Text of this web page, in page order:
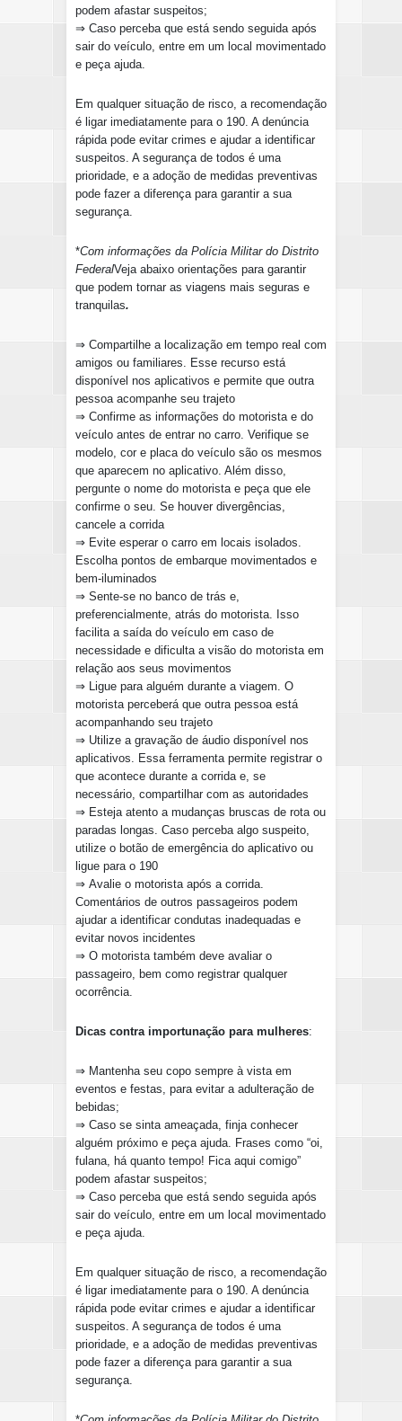
podem afastar suspeitos;
⇒ Caso perceba que está sendo seguida após
sair do veículo, entre em um local movimentado
e peça ajuda.
Em qualquer situação de risco, a recomendação
é ligar imediatamente para o 190. A denúncia
rápida pode evitar crimes e ajudar a identificar
suspeitos. A segurança de todos é uma
prioridade, e a adoção de medidas preventivas
pode fazer a diferença para garantir a sua
segurança.
*Com informações da Polícia Militar do Distrito
FederalVeja abaixo orientações para garantir
que podem tornar as viagens mais seguras e
tranquilas.
⇒ Compartilhe a localização em tempo real com
amigos ou familiares. Esse recurso está
disponível nos aplicativos e permite que outra
pessoa acompanhe seu trajeto
⇒ Confirme as informações do motorista e do
veículo antes de entrar no carro. Verifique se
modelo, cor e placa do veículo são os mesmos
que aparecem no aplicativo. Além disso,
pergunte o nome do motorista e peça que ele
confirme o seu. Se houver divergências,
cancele a corrida
⇒ Evite esperar o carro em locais isolados.
Escolha pontos de embarque movimentados e
bem-iluminados
⇒ Sente-se no banco de trás e,
preferencialmente, atrás do motorista. Isso
facilita a saída do veículo em caso de
necessidade e dificulta a visão do motorista em
relação aos seus movimentos
⇒ Ligue para alguém durante a viagem. O
motorista perceberá que outra pessoa está
acompanhando seu trajeto
⇒ Utilize a gravação de áudio disponível nos
aplicativos. Essa ferramenta permite registrar o
que acontece durante a corrida e, se
necessário, compartilhar com as autoridades
⇒ Esteja atento a mudanças bruscas de rota ou
paradas longas. Caso perceba algo suspeito,
utilize o botão de emergência do aplicativo ou
ligue para o 190
⇒ Avalie o motorista após a corrida.
Comentários de outros passageiros podem
ajudar a identificar condutas inadequadas e
evitar novos incidentes
⇒ O motorista também deve avaliar o
passageiro, bem como registrar qualquer
ocorrência.
Dicas contra importunação para mulheres:
⇒ Mantenha seu copo sempre à vista em
eventos e festas, para evitar a adulteração de
bebidas;
⇒ Caso se sinta ameaçada, finja conhecer
alguém próximo e peça ajuda. Frases como “oi,
fulana, há quanto tempo! Fica aqui comigo”
podem afastar suspeitos;
⇒ Caso perceba que está sendo seguida após
sair do veículo, entre em um local movimentado
e peça ajuda.
Em qualquer situação de risco, a recomendação
é ligar imediatamente para o 190. A denúncia
rápida pode evitar crimes e ajudar a identificar
suspeitos. A segurança de todos é uma
prioridade, e a adoção de medidas preventivas
pode fazer a diferença para garantir a sua
segurança.